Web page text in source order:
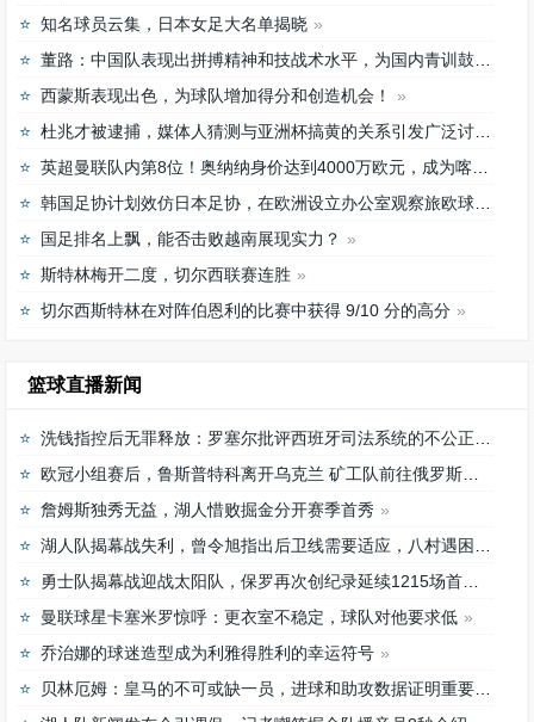
知名球员云集，日本女足大名单揭晓
董路：中国队表现出拼搏精神和技战术水平，为国内青训鼓舞
西蒙斯表现出色，为球队增加得分和创造机会！
杜兆才被逮捕，媒体人猜测与亚洲杯搞黄的关系引发广泛讨论
英超曼联队内第8位！奥纳纳身价达到4000万欧元，成为喀麦隆最贵门将
韩国足协计划效仿日本足协，在欧洲设立办公室观察旅欧球员的身体情况
国足排名上飘，能否击败越南展现实力？
斯特林梅开二度，切尔西联赛连胜
切尔西斯特林在对阵伯恩利的比赛中获得 9/10 分的高分
篮球直播新闻
洗钱指控后无罪释放：罗塞尔批评西班牙司法系统的不公正待遇
欧冠小组赛后，鲁斯普特科离开乌克兰 矿工队前往俄罗斯，未来发展如何？
詹姆斯独秀无益，湖人惜败掘金分开赛季首秀
湖人队揭幕战失利，曾令旭指出后卫线需要适应，八村遇困难
勇士队揭幕战迎战太阳队，保罗再次创纪录延续1215场首发之路
曼联球星卡塞米罗惊呼：更衣室不稳定，球队对他要求低
乔治娜的球迷造型成为利雅得胜利的幸运符号
贝林厄姆：皇马的不可或缺一员，进球和助攻数据证明重要性